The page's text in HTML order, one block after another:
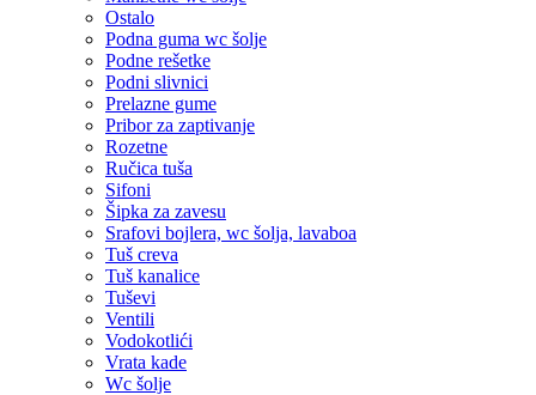
Ostalo
Podna guma wc šolje
Podne rešetke
Podni slivnici
Prelazne gume
Pribor za zaptivanje
Rozetne
Ručica tuša
Sifoni
Šipka za zavesu
Srafovi bojlera, wc šolja, lavaboa
Tuš creva
Tuš kanalice
Tuševi
Ventili
Vodokotlići
Vrata kade
Wc šolje